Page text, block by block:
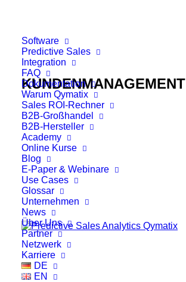
Software
Predictive Sales
Integration
FAQ
Dokumentation
Warum Qymatix
Sales ROI-Rechner
B2B-Großhandel
B2B-Hersteller
Academy
Online Kurse
Blog
E-Paper & Webinare
Use Cases
Glossar
Unternehmen
News
Über Uns
Partner
Netzwerk
Karriere
DE
EN
KUNDENMANAGEMENT